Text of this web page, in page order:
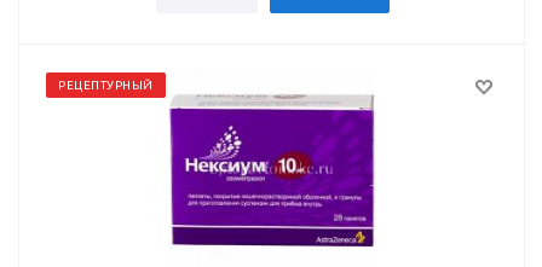
РЕЦЕПТУРНЫЙ